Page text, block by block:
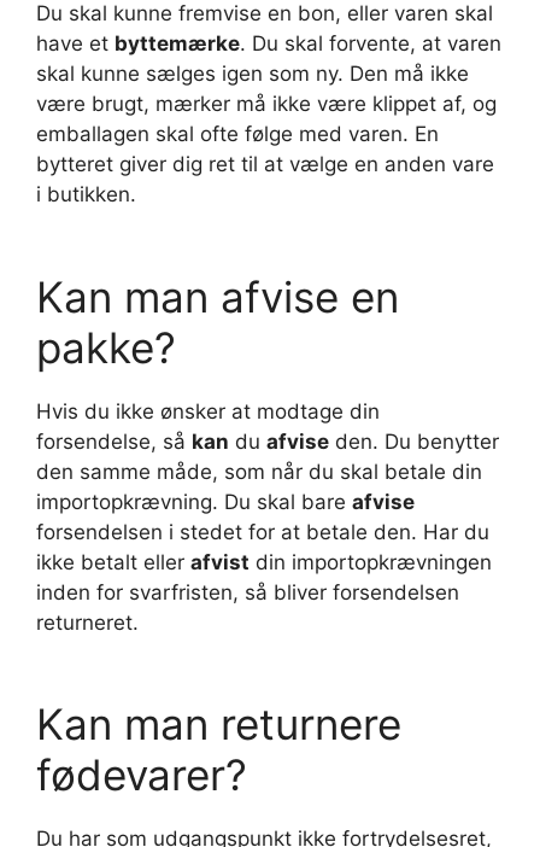
Du skal kunne fremvise en bon, eller varen skal
have et byttemærke. Du skal forvente, at varen
skal kunne sælges igen som ny. Den må ikke
være brugt, mærker må ikke være klippet af, og
emballagen skal ofte følge med varen. En
bytteret giver dig ret til at vælge en anden vare
i butikken.
Kan man afvise en
pakke?
Hvis du ikke ønsker at modtage din
forsendelse, så kan du afvise den. Du benytter
den samme måde, som når du skal betale din
importopkrævning. Du skal bare afvise
forsendelsen i stedet for at betale den. Har du
ikke betalt eller afvist din importopkrævningen
inden for svarfristen, så bliver forsendelsen
returneret.
Kan man returnere
fødevarer?
Du har som udgangspunkt ikke fortrydelsesret,